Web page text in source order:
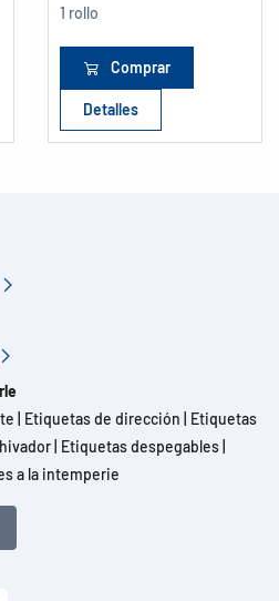
1 rollo
Comprar
Detalles
Etiquetas de dirección
Etiquetas
Etiquetas despegables
a la intemperie